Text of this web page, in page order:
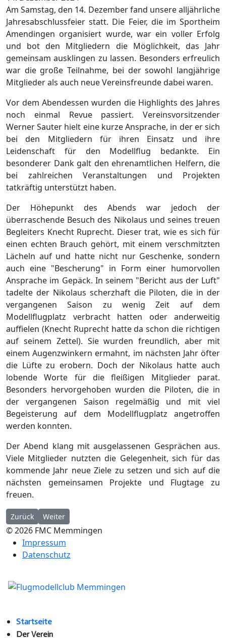
Am Samstag, den 14. Dezember fand unsere alljährliche
Jahresabschlussfeier statt. Die Feier, die im Sportheim
Amendingen organisiert wurde, war ein voller Erfolg
und bot den Mitgliedern die Möglichkeit, das Jahr
gemeinsam ausklingen zu lassen. Besonders erfreulich
war die große Teilnahme, bei der sowohl langjährige
Mitglieder als auch neue Vereinsfreunde dabei waren.
Vor dem Abendessen wurden die Highlights des Jahres
noch einmal Revue passiert. Vereinsvorsitzender
Werner Sauter hielt eine kurze Ansprache, in der er sich
bei den Mitgliedern für ihren Einsatz und ihre
Leidenschaft für den Modellflug bedankte. Ein
besonderer Dank galt den ehrenamtlichen Helfern, die
bei zahlreichen Veranstaltungen und Projekten
tatkräftig unterstützt haben.
Der Höhepunkt des Abends war jedoch der
überraschende Besuch des Nikolaus und seines treuen
Begleiters Knecht Ruprecht. Dieser trat, wie es sich für
einen echten Brauch gehört, mit einem verschmitzten
Lächeln auf und hatte nicht nur Geschenke, sondern
auch eine "Bescherung" in Form einer humorvollen
Ansprache im Gepäck. In seinem "Bericht aus der Luft"
tadelte der Nikolaus scherzhaft die Piloten, die in der
vergangenen Saison zu wenig Zeit auf dem
Modellflugplatz verbracht hatten oder anderweitig
auffielen (Knecht Ruprecht hatte da schon die richtigen
auf seinem Zettel). Sie wurden freundlich, aber mit
einem Augenzwinkern ermahnt, im nächsten Jahr öfter
die Lüfte zu erobern. Doch der Nikolaus hatte auch
lobende Worte für die fleißigen Mitglieder parat.
Besonders hervorgehoben wurden die Piloten, die in
der vergangenen Saison regelmäßig und mit viel
Begeisterung auf dem Modellflugplatz angetroffen
werden konnten.
Der Abend klang mit ausgelassenen Gesprächen aus.
Viele Mitglieder nutzten die Gelegenheit, sich für das
kommende Jahr neue Ziele zu setzen und sich auf die
nächsten gemeinsamen Projekte und Flugtage zu
freuen.
Vorheriger Beitrag: Silvesterfliegen 2024
Zurück Nächster Beitrag: Familienfest 2024
Weiter
© 2026 FMC Memmingen
Impressum
Datenschutz
Startseite
Der Verein